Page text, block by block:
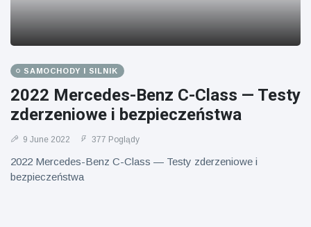
SAMOCHODY I SILNIK
2022 Mercedes-Benz C-Class — Testy
zderzeniowe i bezpieczeństwa
9 June 2022 377 Poglądy
2022 Mercedes-Benz C-Class — Testy zderzeniowe i
bezpieczeństwa